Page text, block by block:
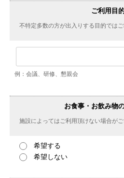
ご利用目
不特定多数の方が出入りする目的ではご
例：会議、研修、懇親会
お食事・お飲み物
施設によってはご利用頂けない場合がご
希望する
希望しない